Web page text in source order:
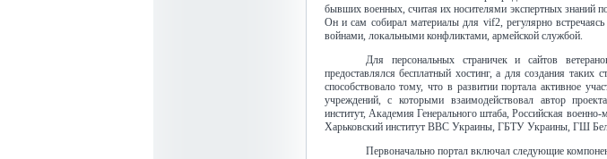
бывших военных, считая их носителями экспертных знаний
Он и сам собирал материалы для vif2, регулярно
войнами, локальными конфликтами, армейской службой.
Для персональных страничек и сайтов
предоставлялся бесплатный хостинг, а для создания таких
способствовало тому, что в развитии портала активное
учреждений, с которыми взаимодействовал автор
институт, Академия Генерального штаба, Российская
Харьковский институт ВВС Украины, ГБТУ Украины, ГШ
Первоначально портал включал следующие